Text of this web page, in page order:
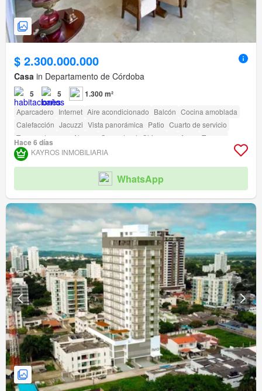
$ 2.300.000.000
Casa in Departamento de Córdoba
5 5 1.300 m²
Aparcadero Internet Aire acondicionado Balcón Cocina amoblada
Calefacción Jacuzzi Vista panorámica Patio Cuarto de servicio
Tanque de agua
Alarma Gas natural Chimenea Agua
Terraza
Seguridad privada Gimnasio
Sauna
Jardín
Acceso para personas con discapacidad
Cancha de tenis
Hace 6 días
KAYROS INMOBILIARIA
WhatsApp